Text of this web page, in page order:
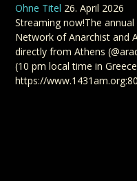
Ohne Titel 26. April 2026
Streaming now!The
Network of Anarchist and
directly from Athens
(10 pm local time in
https://